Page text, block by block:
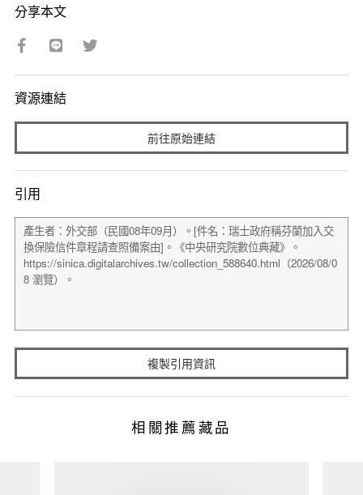
分享本文
資源連結
前往原始連結
引用
複製引用資訊
相關推薦藏品